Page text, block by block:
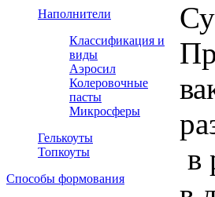
Наполнители
Классификация и
виды
Аэросил
Колеровочные
пасты
Микросферы
Гелькоуты
Топкоуты
Способы формования
в